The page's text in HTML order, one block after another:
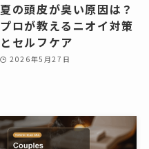
夏の頭皮が臭い原因は？
プロが教えるニオイ対策
とセルフケア
2026年5月27日